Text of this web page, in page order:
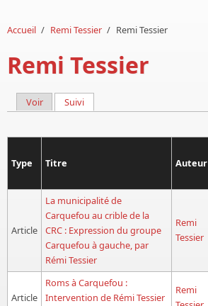
Accueil / Remi Tessier / Remi Tessier
Remi Tessier
Onglets principaux
Voir Suivi
Type Titre Auteur
Article
La municipalité de
Carquefou au crible de la
CRC : Expression du groupe
Carquefou à gauche, par
Rémi Tessier
Remi
Tessier
Article
Roms à Carquefou :
Intervention de Rémi Tessier
Remi